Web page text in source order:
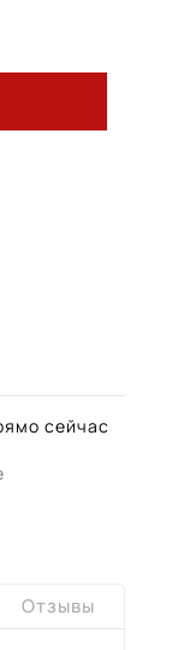
сейчас
Отзывы